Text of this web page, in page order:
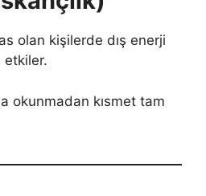
olan kişilerde dış enerji
etkiler.
okunmadan kısmet tam